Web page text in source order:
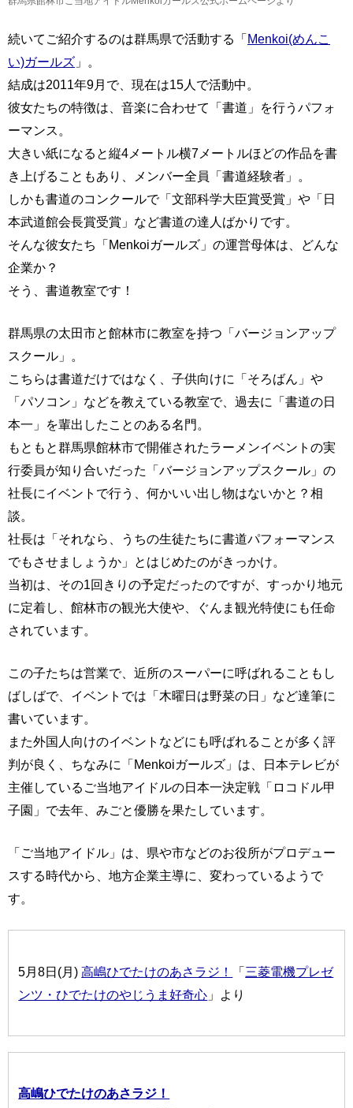
続いてご紹介するのは群馬県で活動する「 Menkoi(めんこ
い)ガールズ 」。
結成は2011年9月で、現在は15人で活動中。
彼女たちの特徴は、音楽に合わせて「書道」を行うパフォ
ーマンス。
大きい紙になると縦4メートル横7メートルほどの作品を書
き上げることもあり、メンバー全員「書道経験者」。
しかも書道のコンクールで「文部科学大臣賞受賞」や「日
本武道館会長賞受賞」など書道の達人ばかりです。
そんな彼女たち「Menkoiガールズ」の運営母体は、どんな
企業か？
そう、書道教室です！
群馬県の太田市と館林市に教室を持つ「バージョンアップ
スクール」。
こちらは書道だけではなく、子供向けに「そろばん」や
「パソコン」などを教えている教室で、過去に「書道の日
本一」を輩出したことのある名門。
もともと群馬県館林市で開催されたラーメンイベントの実
行委員が知り合いだった「バージョンアップスクール」の
社長にイベントで行う、何かいい出し物はないかと？相
談。
社長は「それなら、うちの生徒たちに書道パフォーマンス
でもさせましょうか」とはじめたのがきっかけ。
当初は、その1回きりの予定だったのですが、すっかり地元
に定着し、館林市の観光大使や、ぐんま観光特使にも任命
されています。
この子たちは営業で、近所のスーパーに呼ばれることもし
ばしばで、イベントでは「木曜日は野菜の日」など達筆に
書いています。
また外国人向けのイベントなどにも呼ばれることが多く評
判が良く、ちなみに「Menkoiガールズ」は、日本テレビが
主催しているご当地アイドルの日本一決定戦「ロコドル甲
子園」で去年、みごと優勝を果たしています。
「ご当地アイドル」は、県や市などのお役所がプロデュー
スする時代から、地方企業主導に、変わっているようで
す。
5月8日(月)高嶋ひでたけのあさラジ！ 「三菱電機プレゼ
ンツ・ひでたけのやじうま好奇心 」より
高嶋ひでたけのあさラジ！